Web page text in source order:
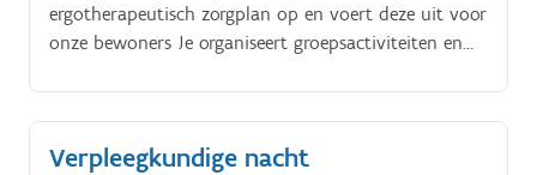
ergotherapeutisch zorgplan op en voert deze uit voor
onze bewoners Je organiseert groepsactiviteiten en
op het dagelijkse leven en de vrijetijdsbesteding van
onze bewoners.
Verpleegkundige nacht